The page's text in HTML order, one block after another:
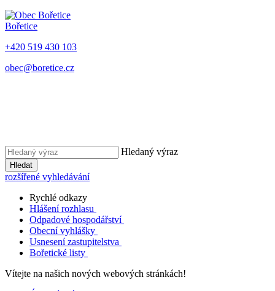
Bořetice
+420 519 430 103
obec@boretice.cz
Hledaný výraz
Hledat
rozšířené vyhledávání
Rychlé odkazy
Hlášení rozhlasu
Odpadové hospodářství
Obecní vyhlášky
Usnesení zastupitelstva
Bořetické listy
Vítejte na našich nových webových stránkách!